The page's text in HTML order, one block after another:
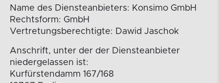
Name des Diensteanbieters: Konsimo GmbH
Rechtsform: GmbH
Vertretungsberechtigte: Dawid Jaschok
Anschrift, unter der der Diensteanbieter
niedergelassen ist:
Kurfürstendamm 167/168